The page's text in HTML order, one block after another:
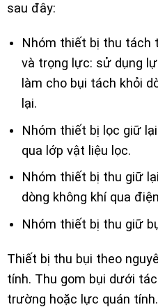
sau đây:
Nhóm thiết bị thu tách
và trọng lực: sử dụng
làm cho bụi tách khỏi
lại.
Nhóm thiết bị lọc giữ
qua lớp vật liệu lọc.
Nhóm thiết bị thu giữ
dòng không khí qua
Nhóm thiết bị thu giữ
Thiết bị thu bụi theo
tính. Thu gom bụi dưới
trường hoặc lực quán